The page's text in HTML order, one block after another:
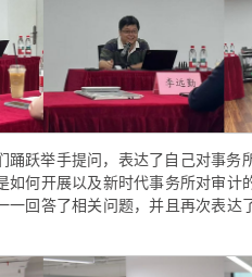
踊跃举手提问，表达了自己对事务
如何开展以及新时代事务所对审计
一回答了相关问题，并且再次表达